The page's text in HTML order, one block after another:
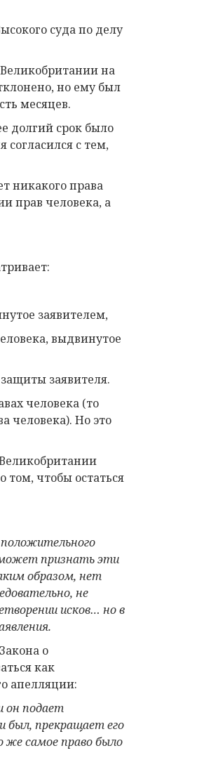
суда по делу
на
но ему был
месяцев.
долгий срок было
согласился с тем,
никакого права
прав человека, а
заявителем,
выдвинутое
заявителя.
человека (то
человека). Но это
том, чтобы остаться
положительного
признать эти
образом, нет
не
исков… но в
о
как
апелляции:
он подает
был, прекращает его
жесамое правобыло